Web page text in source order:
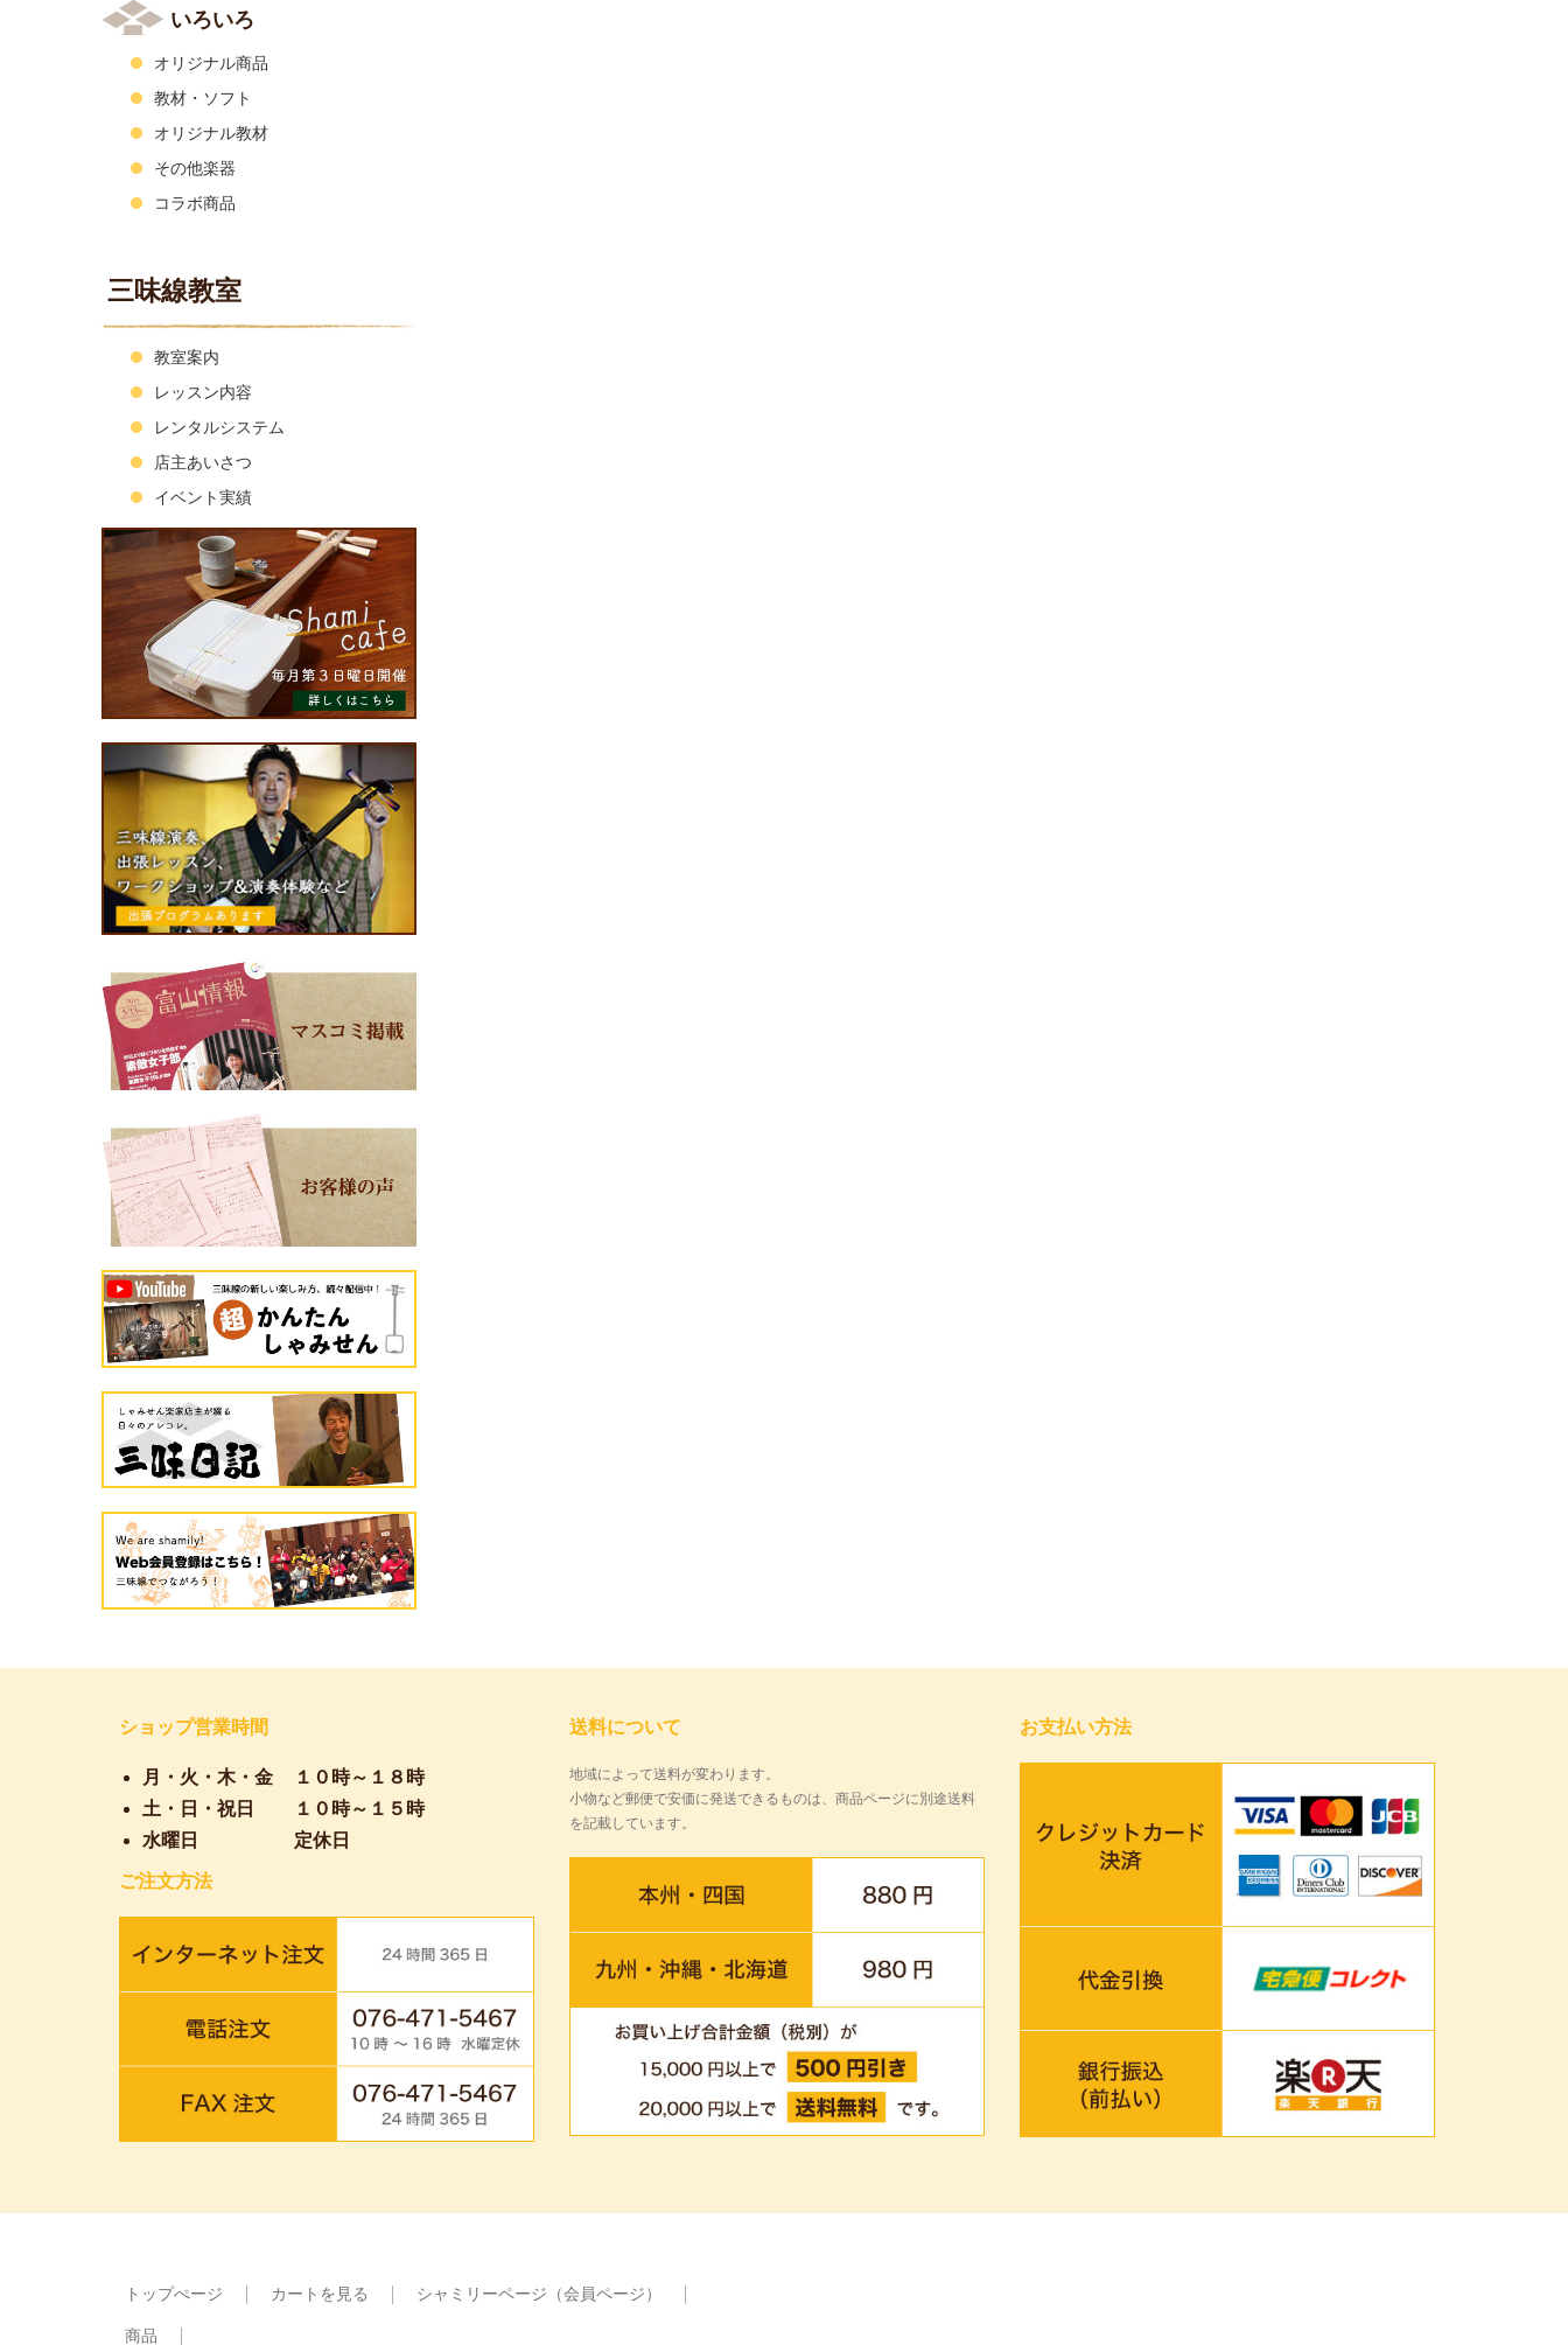
いろいろ
オリジナル商品
教材・ソフト
オリジナル教材
その他楽器
コラボ商品
三味線教室
教室案内
レッスン内容
レンタルシステム
店主あいさつ
イベント実績
ショップ営業時間
月・火・木・金
１０時～１８時
土・日・祝日
１０時～１５時
水曜日
定休日
ご注文方法
送料について
地域によって送料が変わります。
小物など郵便で安価に発送できるものは、商品ページに別途送料
を記載しています。
お支払い方法
トップぺージ カートを見る シャミリーページ（会員ページ）
商品